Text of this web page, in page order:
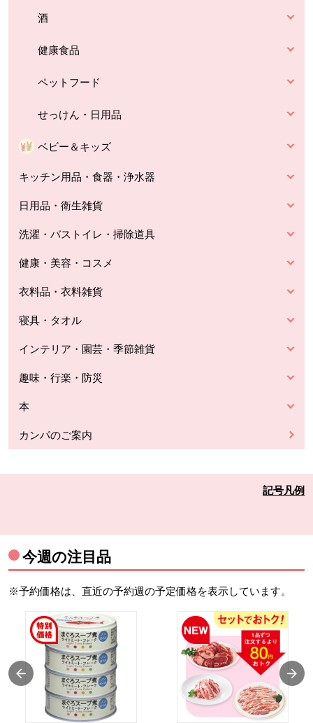
酒
健康食品
ペットフード
せっけん・日用品
ベビー＆キッズ
キッチン用品・食器・浄水器
日用品・衛生雑貨
洗濯・バストイレ・掃除道具
健康・美容・コスメ
衣料品・衣料雑貨
寝具・タオル
インテリア・園芸・季節雑貨
趣味・行楽・防災
本
カンパのご案内
記号凡例
今週の注目品
※予約価格は、直近の予約週の予定価格を表示しています。